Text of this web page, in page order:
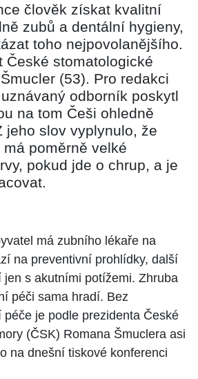
člověk získat kvalitní
zubů a dentální hygieny,
toho nejpovolanějšího.
České stomatologické
(53). Pro redakci
odborník poskytl
na tom Češi ohledně
jeho slov vyplynulo, že
poměrně velké
pokud jde o chrup, a je
má zubního lékaře na
na preventivní prohlídky, další
s akutními potížemi. Zhruba
péči sama hradí. Bez
je podle prezidenta České
(ČSK) Romana Šmuclera asi
na dnešní tiskové konferenci